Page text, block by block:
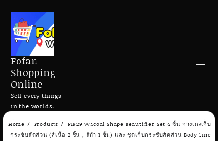
Skip
content
Fofan
Shopping
Online
Sell every things
in the worlds.
Search
Home Products
F1929 Wacoal Shape Beautifier Set 4 ชิ้น กางเกงเก็บ
กระชับสัดส่วน (สีเนื้อ 2 ชิ้น , สีดำ 1 ชิ้น) และ ชุดเก็บกระชับสัดส่วน Body Line